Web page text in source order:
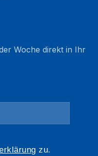
Woche direkt in Ihr